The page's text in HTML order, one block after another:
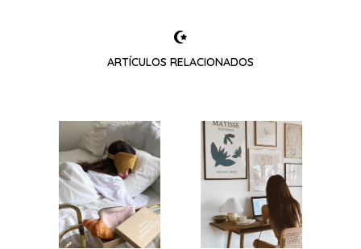
ARTÍCULOS RELACIONADOS